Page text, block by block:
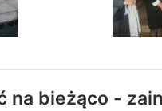
na bieżąco -